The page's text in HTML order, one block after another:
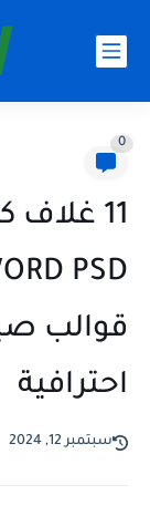
0
11
قوالب
احترافية
سبتمبر 12, 2024